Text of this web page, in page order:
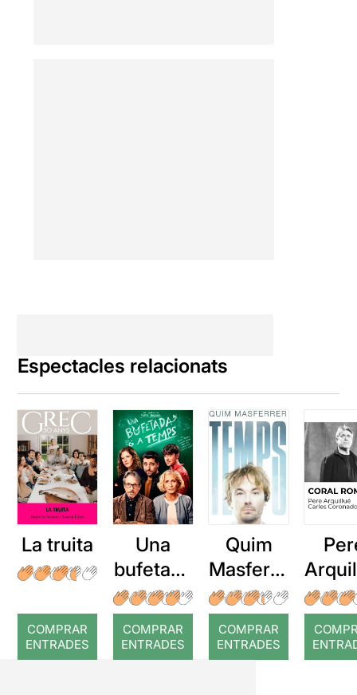
Espectacles relacionats
La truita
COMPRAR
ENTRADES
Una
bufetada
a temps
COMPRAR
ENTRADES
Quim
Masferre
r: Temps
COMPRAR
ENTRADES
: